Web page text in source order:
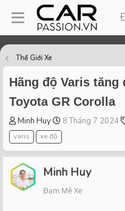
Thế Giới Xe
Hãng độ Varis
Toyota GR Corolla
T
h
r
e
a
d
s
Minh Huy
S
r
t
a
8 Tháng 7 2024
varis
xe độ
Minh Huy
Đam Mê Xe